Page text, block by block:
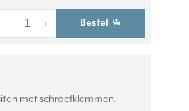
+
- Bestel
met schroefklemmen.